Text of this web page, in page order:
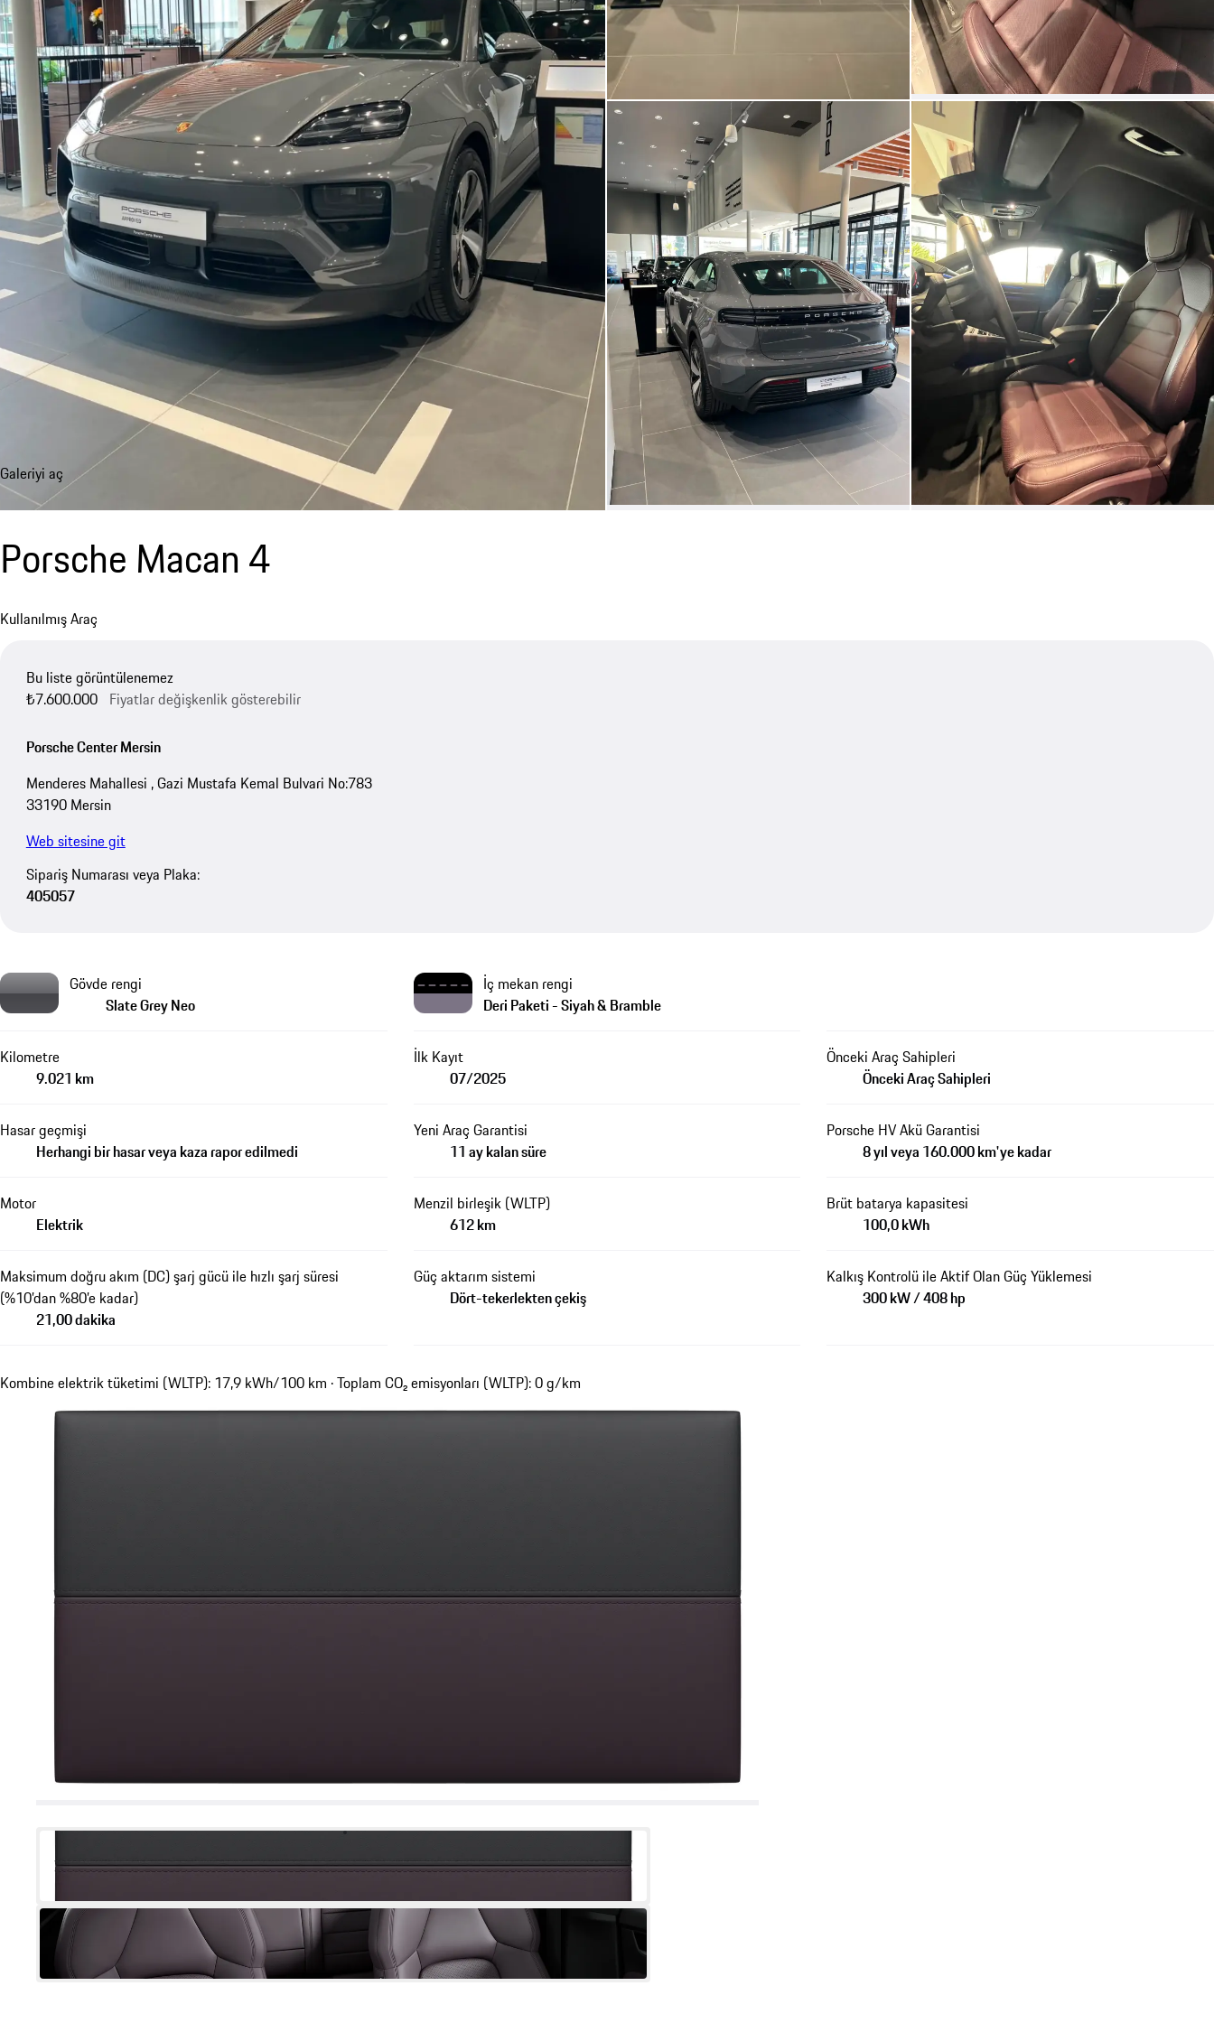
Galeriyi aç
Porsche Macan 4
Kullanılmış Araç
Bu liste görüntülenemez
₺7.600.000 Fiyatlar değişkenlik gösterebilir
Porsche Center Mersin
Menderes Mahallesi , Gazi Mustafa Kemal Bulvari No:783
33190 Mersin
Web sitesine git
Sipariş Numarası veya Plaka:
405057
Gövde rengi
Slate Grey Neo
İç mekan rengi
Deri Paketi - Siyah & Bramble
Kilometre
9.021 km
İlk Kayıt
07/2025
Önceki Araç Sahipleri
Önceki Araç Sahipleri
Hasar geçmişi
Herhangi bir hasar veya kaza rapor edilmedi
Yeni Araç Garantisi
11 ay kalan süre
Porsche HV Akü Garantisi
8 yıl veya 160.000 km'ye kadar
Motor
Elektrik
Menzil birleşik (WLTP)
612 km
Brüt batarya kapasitesi
100,0 kWh
Maksimum doğru akım (DC) şarj gücü ile hızlı şarj süresi
(%10’dan %80’e kadar)
21,00 dakika
Güç aktarım sistemi
Dört-tekerlekten çekiş
Kalkış Kontrolü ile Aktif Olan Güç Yüklemesi
300 kW / 408 hp
Kombine elektrik tüketimi (WLTP): 17,9 kWh/100 km · Toplam CO₂ emisyonları (WLTP): 0 g/km